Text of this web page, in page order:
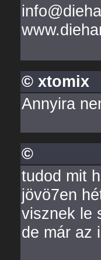
© xtomix
Annyira
©
tudod mit
jövö7en
visznek le
de már az